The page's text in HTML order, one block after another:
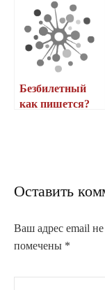
Безбилетный
как пишется?
Оставить
Ваш адрес email
помечены *